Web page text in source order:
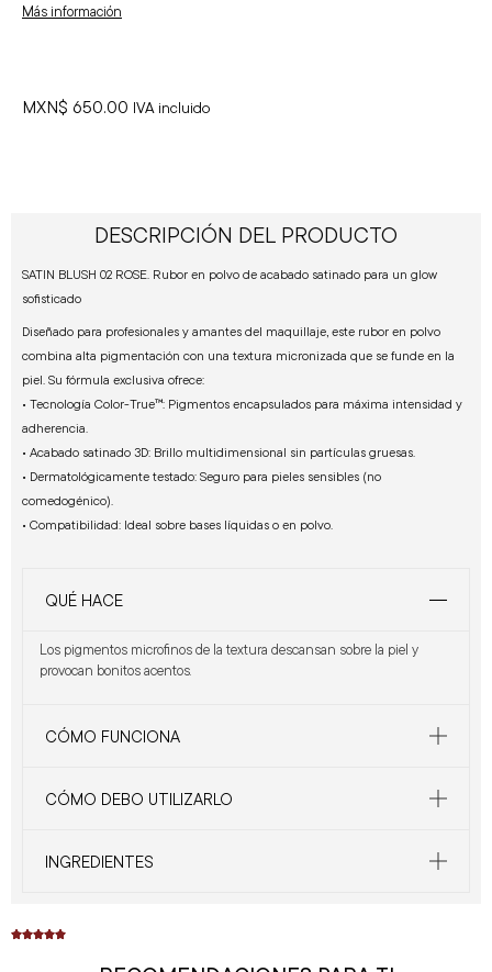
Más información
MXN$ 650.00 IVA incluido
DESCRIPCIÓN DEL PRODUCTO
SATIN BLUSH 02 ROSE. Rubor en polvo de acabado satinado para un glow
sofisticado
Diseñado para profesionales y amantes del maquillaje, este rubor en polvo
combina alta pigmentación con una textura micronizada que se funde en la
piel. Su fórmula exclusiva ofrece:
• Tecnología Color-True™: Pigmentos encapsulados para máxima intensidad y
adherencia.
• Acabado satinado 3D: Brillo multidimensional sin partículas gruesas.
• Dermatológicamente testado: Seguro para pieles sensibles (no
comedogénico).
• Compatibilidad: Ideal sobre bases líquidas o en polvo.
QUÉ HACE
Los pigmentos microfinos de la textura descansan sobre la piel y
provocan bonitos acentos.
CÓMO FUNCIONA
CÓMO DEBO UTILIZARLO
INGREDIENTES
